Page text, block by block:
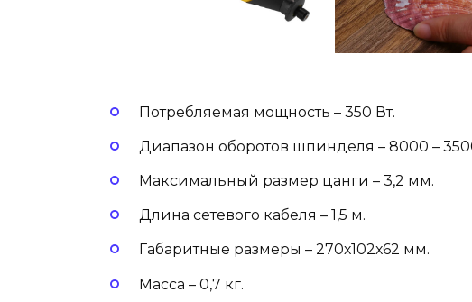
Потребляемая мощность – 350 Вт.
Диапазон оборотов шпинделя – 8000 –
Максимальный размер цанги – 3,2 мм.
Длина сетевого кабеля – 1,5 м.
Габаритные размеры – 270х102х62 мм.
Масса – 0,7 кг.